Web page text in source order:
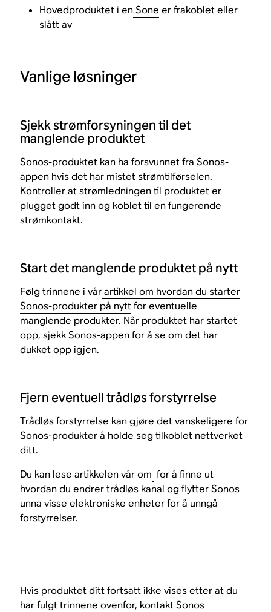
Hovedproduktet i enSone er frakoblet eller
slått av
Vanlige løsninger
Sjekk strømforsyningen til det
manglende produktet
Sonos-produktet kan ha forsvunnet fra Sonos-
appen hvis det har mistet strømtilførselen.
Kontroller at strømledningen til produktet er
plugget godt inn og koblet til en fungerende
strømkontakt.
Start det manglende produktet på nytt
Følg trinnene i vårartikkel om hvordan du starter
Sonos-produkter på nyttfor eventuelle
manglende produkter. Når produktet har startet
opp, sjekk Sonos-appen for å se om det har
dukket opp igjen.
Fjern eventuell trådløs forstyrrelse
Trådløs forstyrrelse kan gjøre det vanskeligere for
Sonos-produkter å holde seg tilkoblet nettverket
ditt.
Du kan lese artikkelen vår om for å finne ut
hvordan du endrer trådløs kanal og flytter Sonos
unna visse elektroniske enheter for å unngå
forstyrrelser.
Hvis produktet ditt fortsatt ikke vises etter at du
har fulgt trinnene ovenfor, kontakt Sonos